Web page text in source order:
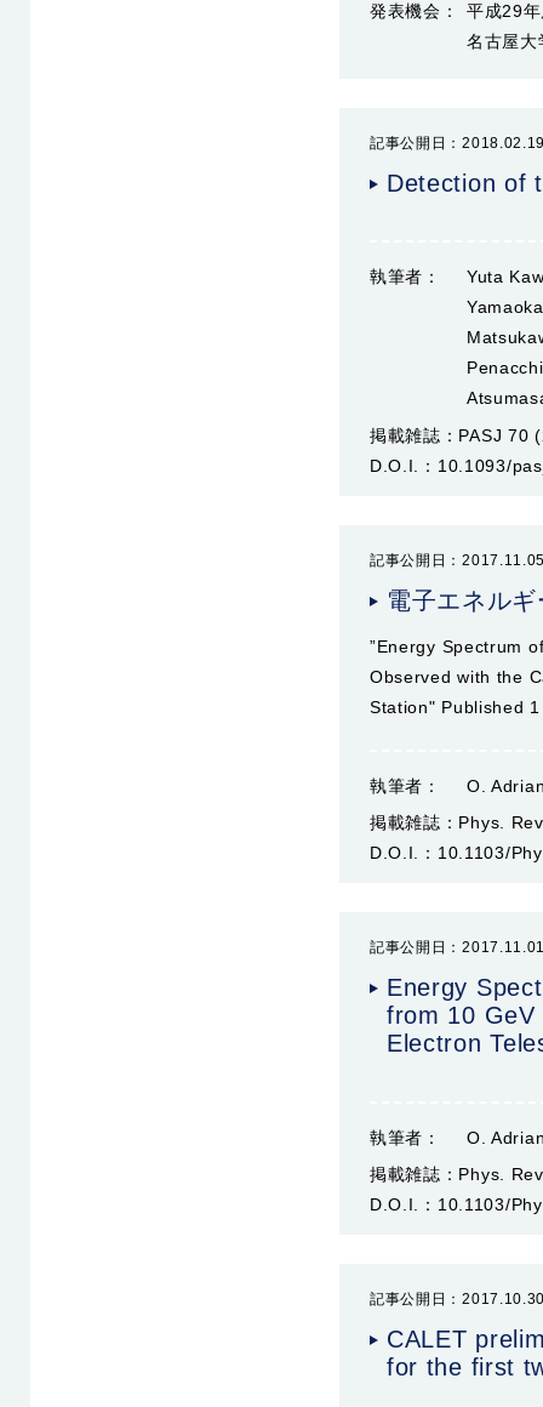
発表機会：
平成29
名古屋
記事公開日：
Detection of
執筆者：
Yuta
掲載雑誌： PASJ 70
D.O.I.： 10.1093/
記事公開日：
電子エネル
”Energy Spectrum
Observed with the
Station" Published
執筆者：
O.
掲載雑誌： Phys.
D.O.I.： 10.1103/
記事公開日：
Energy
from 10 GeV
Electron
執筆者：
O.
掲載雑誌： Phys.
D.O.I.： 10.1103/
記事公開日：
CALET
for the first